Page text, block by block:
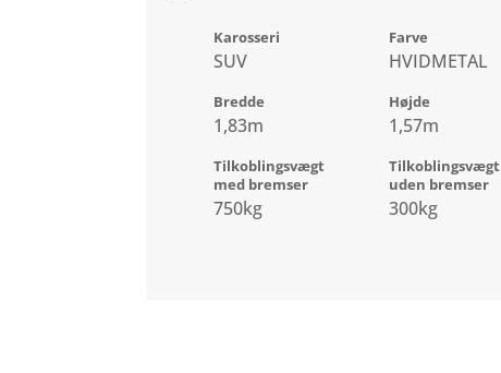
Karosseri
SUV
Farve
HVIDMETAL
Bredde
1,83m
Højde
1,57m
Tilkoblingsvægt
med bremser
750kg
Tilkoblingsvægt
uden bremser
300kg